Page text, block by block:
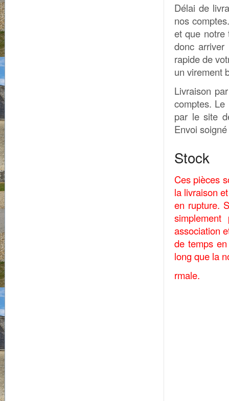
Délai de
nos
et que notre
donc
rapide de
un virement
Livraison
comptes.
par le site
Envoi
Stock
Ces pièces
la livraison
en rupture.
association
de temps
long que la
rmale.